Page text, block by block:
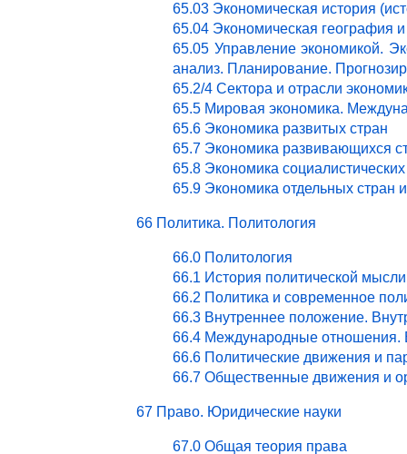
65.03 Экономическая история
65.04 Экономическая география
65.05 Управление экономикой.
анализ. Планирование.
65.2/4 Сектора и отрасли
65.5 Мировая экономика.
65.6 Экономика развитых стран
65.7 Экономика развивающихся
65.8 Экономика
65.9 Экономика отдельных стран
66 Политика. Политология
66.0 Политология
66.1 История политической мысли
66.2 Политика и современное
66.3 Внутреннее положение.
66.4 Международные отношения.
66.6 Политические движения и
66.7 Общественные движения и
67 Право. Юридические науки
67.0 Общая теория права